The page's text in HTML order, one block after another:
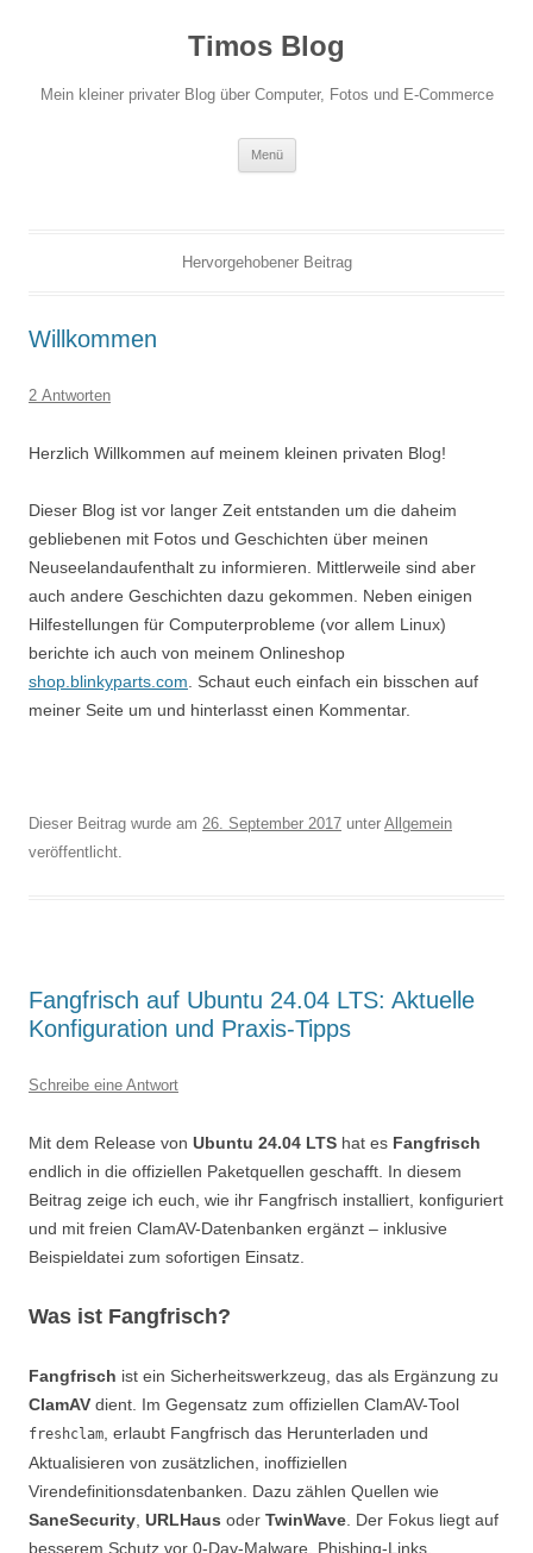
Timos Blog
Mein kleiner privater Blog über Computer, Fotos und E-Commerce
Menü
Hervorgehobener Beitrag
Willkommen
2 Antworten
Herzlich Willkommen auf meinem kleinen privaten Blog!
Dieser Blog ist vor langer Zeit entstanden um die daheim
gebliebenen mit Fotos und Geschichten über meinen
Neuseelandaufenthalt zu informieren. Mittlerweile sind aber
auch andere Geschichten dazu gekommen. Neben einigen
Hilfestellungen für Computerprobleme (vor allem Linux)
berichte ich auch von meinem Onlineshop
shop.blinkyparts.com . Schaut euch einfach ein bisschen auf
meiner Seite um und hinterlasst einen Kommentar.
Dieser Beitrag wurde am 26. September 2017 unter Allgemein
veröffentlicht.
Fangfrisch auf Ubuntu 24.04 LTS: Aktuelle
Konfiguration und Praxis-Tipps
Schreibe eine Antwort
Mit dem Release von Ubuntu 24.04 LTS hat es Fangfrisch
endlich in die offiziellen Paketquellen geschafft. In diesem
Beitrag zeige ich euch, wie ihr Fangfrisch installiert, konfiguriert
und mit freien ClamAV-Datenbanken ergänzt – inklusive
Beispieldatei zum sofortigen Einsatz.
Was ist Fangfrisch?
Fangfrisch ist ein Sicherheitswerkzeug, das als Ergänzung zu
ClamAV dient. Im Gegensatz zum offiziellen ClamAV-Tool
freshclam , erlaubt Fangfrisch das Herunterladen und
Aktualisieren von zusätzlichen, inoffiziellen
Virendefinitionsdatenbanken. Dazu zählen Quellen wie
SaneSecurity URLHaus oder TwinWave . Der Fokus liegt auf
besserem Schutz vor 0-Day-Malware, Phishing-Links,